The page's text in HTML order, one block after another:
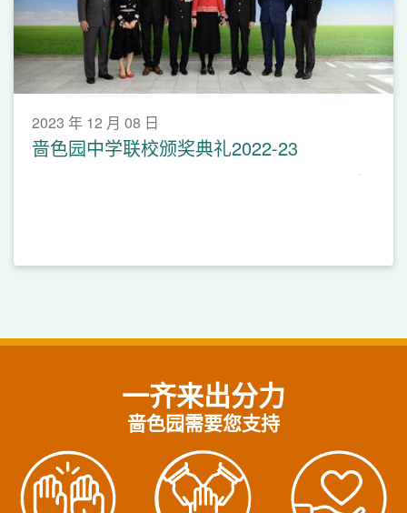
2023 年 12 月 08 日
啬色园中学联校颁奖典礼2022-23
一齐来出分力
啬色园需要您支持